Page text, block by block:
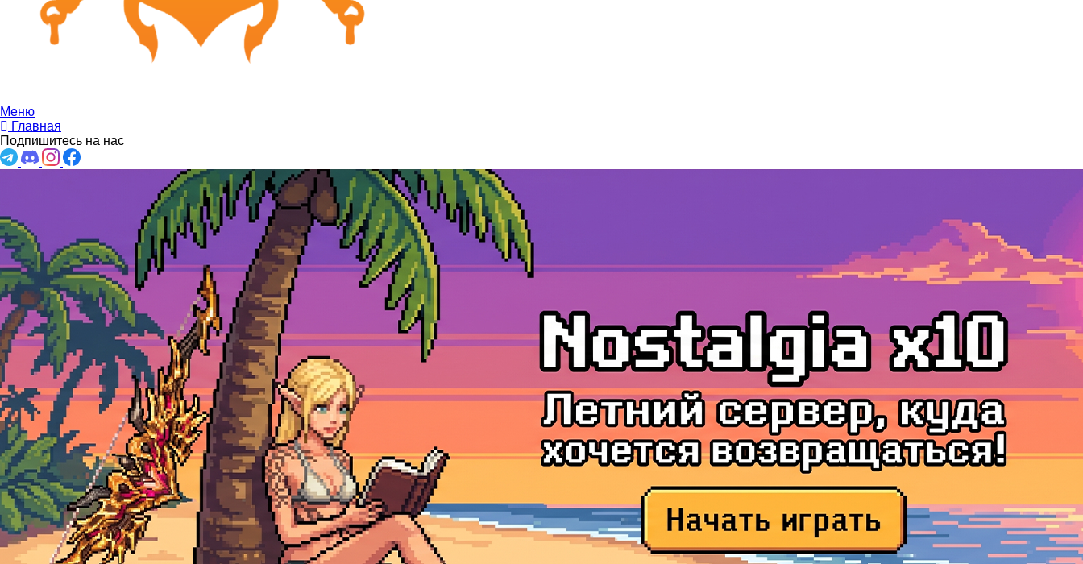
Меню
Главная
Подпишитесь на нас